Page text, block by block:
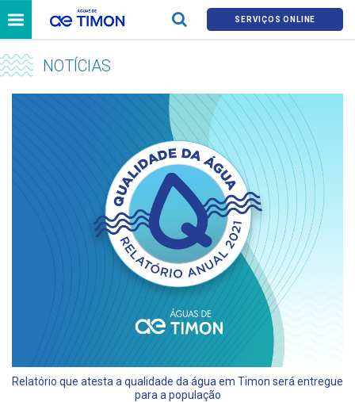
SERVIÇOS ONLINE
NOTÍCIAS
Relatório que atesta a qualidade da água em Timon será entregue
para a população